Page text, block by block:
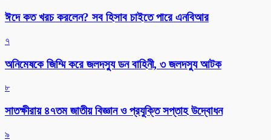
ঈদে কত খরচ করলেন? সব হিসাব চাইতে পারে এনবিআর
৭
অনিমেষকে জিম্মি করে জলদস্যু ডন বাহিনী, ৩ জলদস্যু আটক
৮
সাতক্ষীরায় ৪৭তম জাতীয় বিজ্ঞান ও প্রযুক্তি সপ্তাহ উদ্বোধন
৯